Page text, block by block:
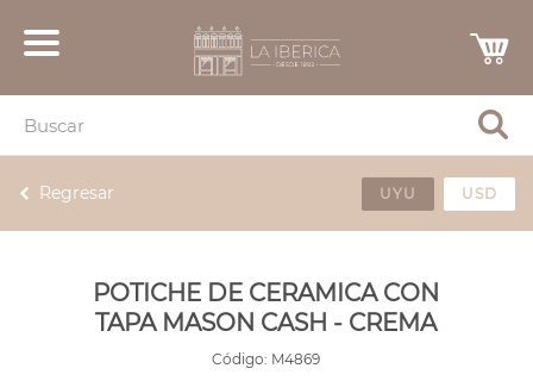
Regresar UYU USD
POTICHE DE CERAMICA CON
TAPA MASON CASH - CREMA
Código: M4869